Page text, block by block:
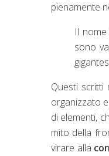
pienamente
Il
sono
Questi scritti
organizzato
di elementi,
mito della
virare alla